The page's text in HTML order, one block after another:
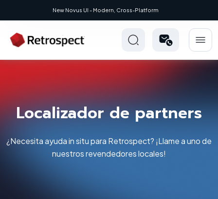
Cross-Platform
Localizador de partners
¿Necesita ayuda in situ para Retrospect? ¡Llame a uno de
nuestros revendedores locales!